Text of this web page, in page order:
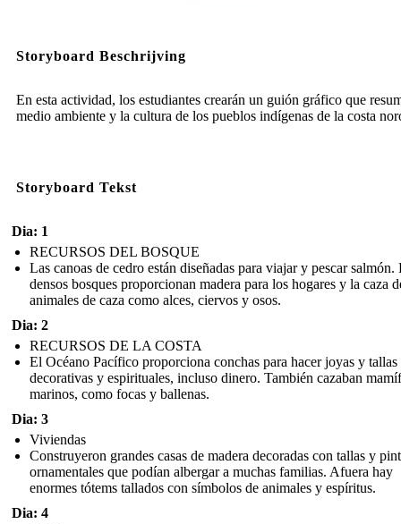
Storyboard Beschrijving
En esta actividad, los estudiantes crearán un guión gráfico que
medio ambiente y la cultura de los pueblos indígenas de la costa
Storyboard Tekst
Dia: 1
RECURSOS DEL BOSQUE
Las canoas de cedro están diseñadas para viajar y pescar salmón.
densos bosques proporcionan madera para los hogares y la caza
animales de caza como alces, ciervos y osos.
Dia: 2
RECURSOS DE LA COSTA
El Océano Pacífico proporciona conchas para hacer joyas y tallas
decorativas y espirituales, incluso dinero. También cazaban
marinos, como focas y ballenas.
Dia: 3
Viviendas
Construyeron grandes casas de madera decoradas con tallas y
ornamentales que podían albergar a muchas familias. Afuera hay
enormes tótems tallados con símbolos de animales y espíritus.
Dia: 4